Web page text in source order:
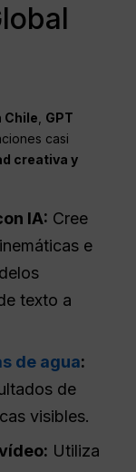
Chile GPT
casi
creativa y
IA: Cree
e
texto a
de agua:
de
visibles.
Utiliza